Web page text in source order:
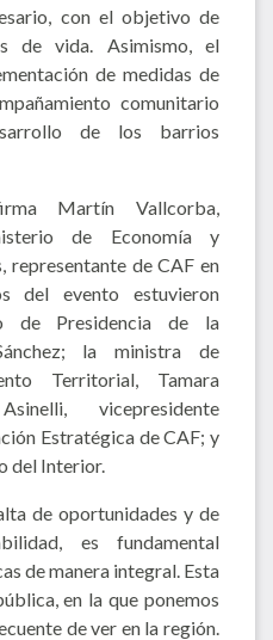
con el objetivo de
de vida. Asimismo, el
de medidas de
comunitario
de los barrios
Martín Vallcorba,
de Economía y
representante de CAF en
del evento estuvieron
de Presidencia de la
la ministra de
Territorial, Tamara
vicepresidente
Estratégica de CAF; y
del Interior.
de oportunidades y de
es fundamental
de manera integral. Esta
en la que ponemos
de ver en la región.